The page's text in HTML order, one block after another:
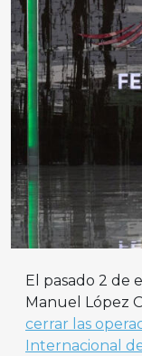
El pasado 2 de
Manuel López
cerrar las
Internacional